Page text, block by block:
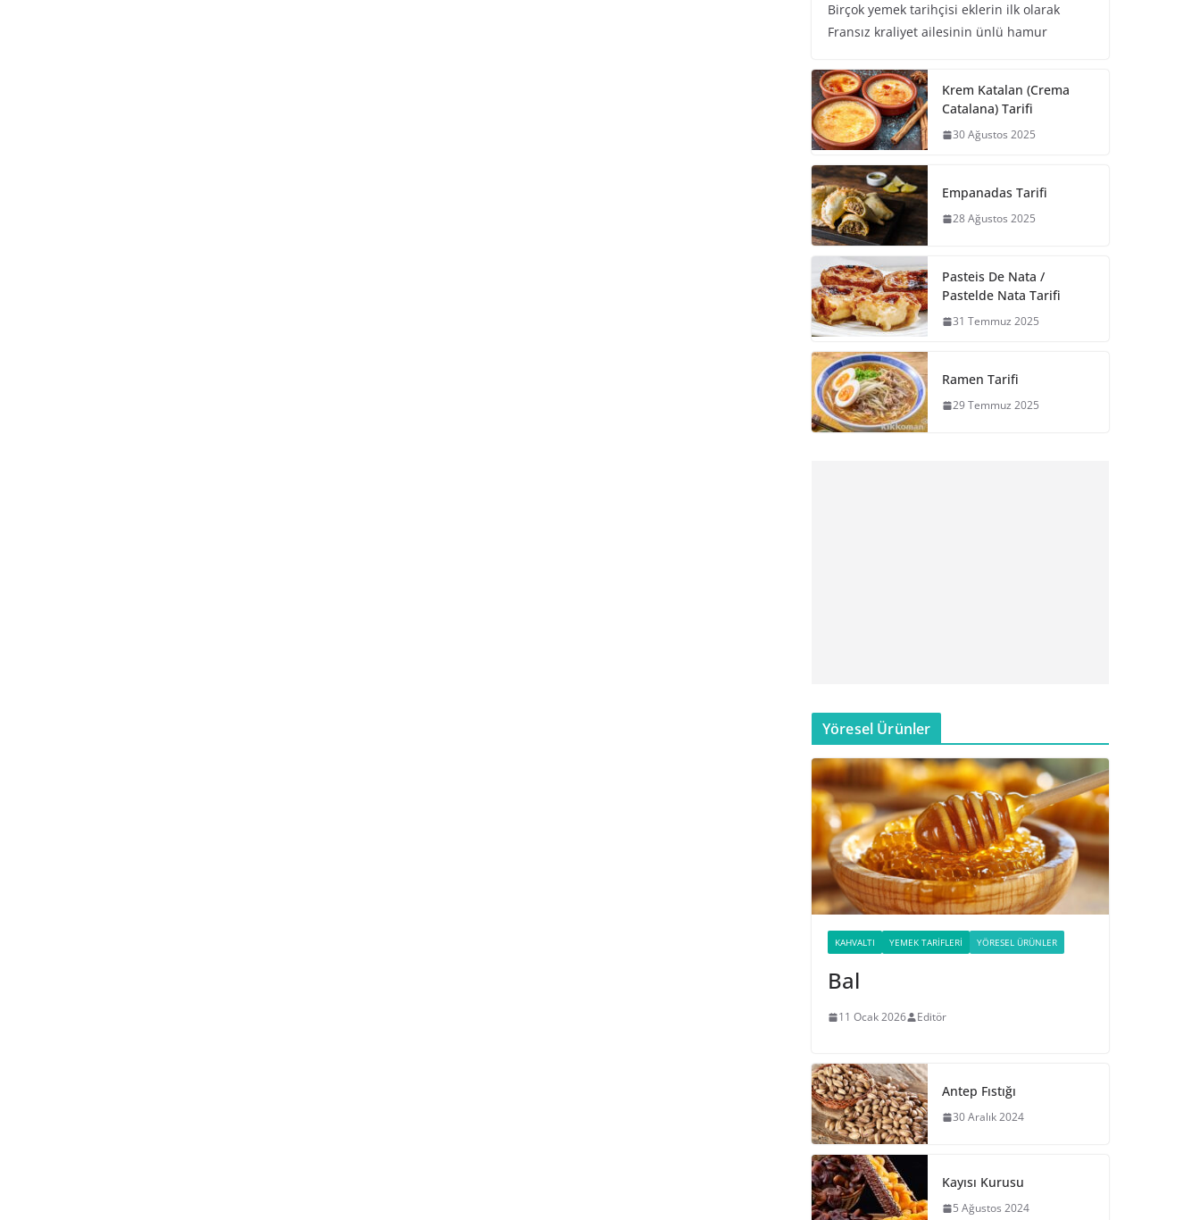
Birçok yemek tarihçisi eklerin ilk olarak
Fransız kraliyet ailesinin ünlü hamur
Krem Katalan (Crema
Catalana) Tarifi
30 Ağustos 2025
Empanadas Tarifi
28 Ağustos 2025
Pasteis De Nata /
Pastelde Nata Tarifi
31 Temmuz 2025
Ramen Tarifi
29 Temmuz 2025
Yöresel Ürünler
KAHVALTI YEMEK TARIFLERI YÖRESEL ÜRÜNLER
Bal
11 Ocak 2026 Editör
Antep Fıstığı
30 Aralık 2024
Kayısı Kurusu
5 Ağustos 2024